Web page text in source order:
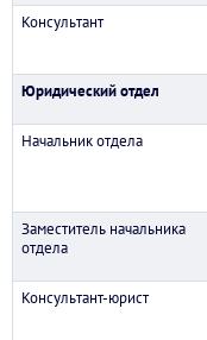
Консультант
Юридический отдел
Начальник отдела
Заместитель начальника
отдела
Консультант-юрист